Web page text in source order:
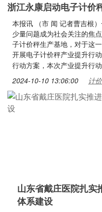
浙江永康启动电子计价
本报讯 （市 闻 记者曹吉根
少量问题成为社会关注的焦
子计价秤生产基地，对于这
开展电子计价秤产业提升行
行动方案，本次产业提升行
2024-10-10 13:06:00 计
山东省戴庄医院扎实
体系建设